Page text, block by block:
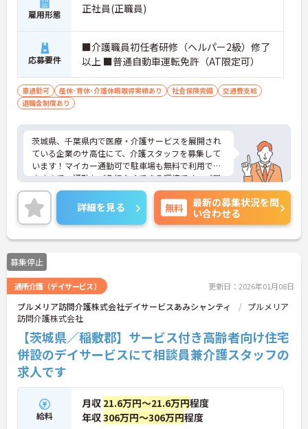
雇用形態 正社員(正職員)
応募要件
■介護職員初任者研修（ヘルパー2級）修了
以上 ■普通自動車運転免許（AT限定可）
車通勤可 産休･育休･介護休暇取得実績あり 社会保険完備
交通費支給
退職金制度あり
茨城県、千葉県内で医療・介護サービスを展開され
ている企業のサ高住にて、介護スタッフを募集して
います！マイカー通勤可で駐車場も無料で利用でき
ますので、通勤もご負担なくできる環境です。ご興
味ある方には、面接対策ポイントなど、さらに詳細
をお話しいたしますのでお気軽にご相談ください！
詳細を見る 無料
最新の募集状況を問
い合わせる
募集停止
通所介護（デイサービス） 更新日：2026年01月08日
プルメリア訪問介護株式会社デイサービスあみシャンティ
プルメリア
訪問介護株式会社
【茨城県／稲敷郡】サービス付き高齢者向け住宅
併設のデイサービスにて相談員兼介護スタッフの
求人です
給料
月収 21.6万円～21.6万円程度
年収306万円～306万円程度